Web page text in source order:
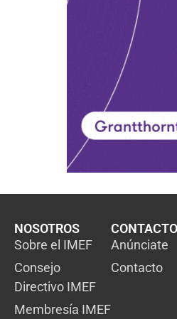
NOSOTROS
Sobre el IMEF
Consejo
Directivo IMEF
Membresía IMEF
CONTACTO
Anúnciate
Contacto